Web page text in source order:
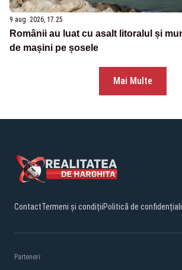
9 aug. 2026, 17:25
Românii au luat cu asalt litoralul și
de mașini pe șosele
Mai Multe
ContactTermeni și condițiiPolitică de
Parteneri: